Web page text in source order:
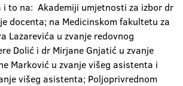
i to na: Akademiji umjetnosti za izbor dr
docenta; na Medicinskom fakultetu za
Lazarevića u zvanje redovnog
Dolić i dr Mirjane Gnjatić u zvanje
Marković u zvanje višeg asistenta i
višeg asistenta; Poljoprivrednom